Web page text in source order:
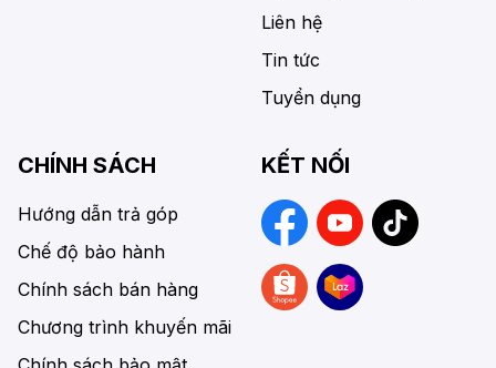
Liên hệ
Tin tức
Tuyển dụng
CHÍNH SÁCH
Hướng dẫn trả góp
Chế độ bảo hành
Chính sách bán hàng
Chương trình khuyến mãi
KẾT NỐI